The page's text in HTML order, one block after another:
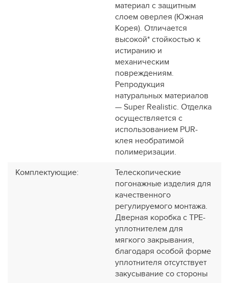
материал с защитным
слоем оверлея (Южная
Корея). Отличается
высокой* стойкостью к
истиранию и
механическим
повреждениям.
Репродукция
натуральных материалов
— Super Realistic. Отделка
осуществляется с
использованием PUR-
клея необратимой
полимеризации.
Комплектующие:
Телескопические
погонажные изделия для
качественного
регулируемого монтажа.
Дверная коробка с TPE-
уплотнителем для
мягкого закрывания,
благодаря особой форме
уплотнителя отсутствует
закусывание со стороны